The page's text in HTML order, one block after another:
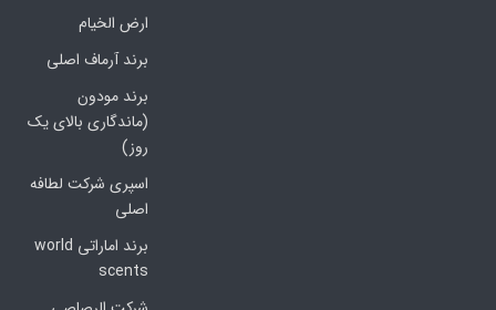
ارض الخیام
برند آرماف اصلی
برند مودون
(ماندگاری بالای یک
روز)
اسپری شرکت لطافه
اصلی
برند اماراتی world
scents